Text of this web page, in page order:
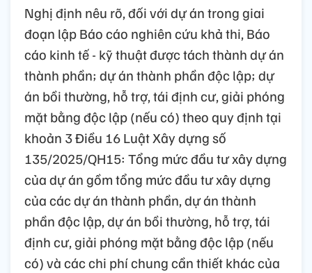
Nghị định nêu rõ, đối với dự án trong giai
đoạn lập Báo cáo nghiên cứu khả thi, Báo
cáo kinh tế - kỹ thuật được tách thành dự án
thành phần; dự án thành phần độc lập; dự
án bồi thường, hỗ trợ, tái định cư, giải phóng
mặt bằng độc lập (nếu có) theo quy định tại
khoản 3 Điều 16 Luật Xây dựng số
135/2025/QH15: Tổng mức đầu tư xây dựng
của dự án gồm tổng mức đầu tư xây dựng
của các dự án thành phần, dự án thành
phần độc lập, dự án bồi thường, hỗ trợ, tái
định cư, giải phóng mặt bằng độc lập (nếu
có) và các chi phí chung cần thiết khác của